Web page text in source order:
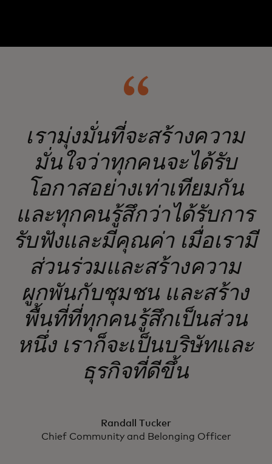
เรามุ่งมั่นที่จะสร้างความ
มั่นใจว่าทุกคนจะได้รับ
โอกาสอย่างเท่าเทียมกัน
และทุกคนรู้สึกว่าได้รับการ
รับฟังและมีคุณค่า เมื่อเรามี
ส่วนร่วมและสร้างความ
ผูกพันกับชุมชน และสร้าง
พื้นที่ที่ทุกคนรู้สึกเป็นส่วน
หนึ่ง เราก็จะเป็นบริษัทและ
ธุรกิจที่ดีขึ้น
Randall Tucker
Chief Community and Belonging Officer